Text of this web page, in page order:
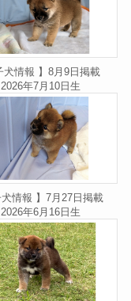
犬情報 】8月9日掲載
2026年7月10日生
犬情報 】7月27日掲載
2026年6月16日生